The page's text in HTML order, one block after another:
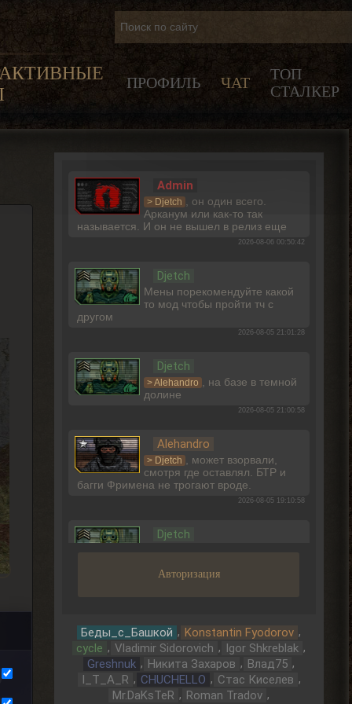
ПРОФИЛЬ ЧАТ
ТОП
СТАЛКЕР
Admin
> Djetch , он один всего.
Арканум или как-то так
называется. И он не вышел в релиз еще
2026-08-06 00:50:42
Djetch
Мены порекомендуйте какой
то мод чтобы пройти тч с
другом
2026-08-05 21:01:28
Djetch
> Alehandro , на базе в темной
долине
2026-08-05 21:00:58
Alehandro
> Djetch , может взорвали,
смотря где оставлял. БТР и
багги Фримена не трогают вроде.
2026-08-05 19:10:58
Djetch
-3 часа прогресса, кайффф
2026-08-05 14:08:44
Djetch
А че делать если машину
Авторизация
Беды_с_Башкой , Konstantin Fyodorov ,
cycle , Vladimir Sidorovich , Igor Shkreblak ,
Greshnuk , Никита Захаров , Влад75 ,
I_T_A_R , CHUCHELLO , Стас Киселев ,
Mr.DaKsTeR , Roman Tradov ,